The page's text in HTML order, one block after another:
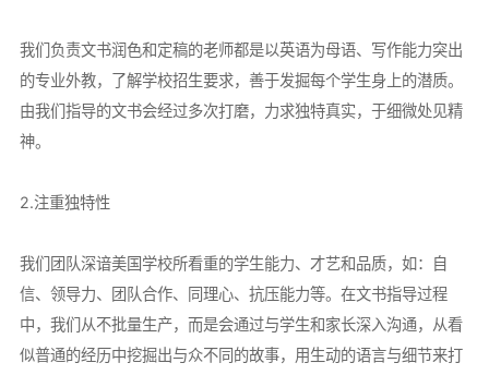
我们负责文书润色和定稿的老师都是以英语为母语、写作能力突出
的专业外教，了解学校招生要求，善于发掘每个学生身上的潜质。
由我们指导的文书会经过多次打磨，力求独特真实，于细微处见精
神。
2.注重独特性
我们团队深谙美国学校所看重的学生能力、才艺和品质，如：自
信、领导力、团队合作、同理心、抗压能力等。在文书指导过程
中，我们从不批量生产，而是会通过与学生和家长深入沟通，从看
似普通的经历中挖掘出与众不同的故事，用生动的语言与细节来打